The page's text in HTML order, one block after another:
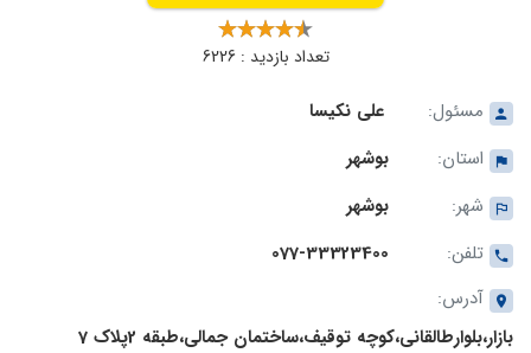
تعداد بازدید : 6226
مسئول:
علی نکیسا
استان:
بوشهر
شهر:
بوشهر
تلفن:
077-33323400
آدرس:
بازار،بلوارطالقانی،کوچه توقیف،ساختمان جمالی،طبقه 2پلاک 7